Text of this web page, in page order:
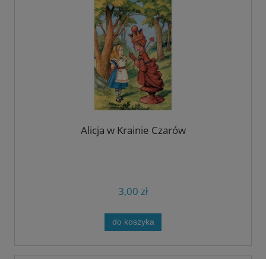
Alicja w Krainie Czarów
3,00 zł
do koszyka